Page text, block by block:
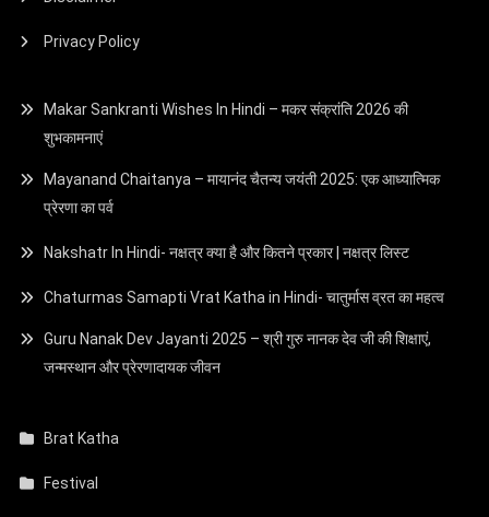
Privacy Policy
Makar Sankranti Wishes In Hindi – मकर संक्रांति 2026 की
शुभकामनाएं
Mayanand Chaitanya – मायानंद चैतन्य जयंती 2025: एक आध्यात्मिक
प्रेरणा का पर्व
Nakshatr In Hindi- नक्षत्र क्या है और कितने प्रकार | नक्षत्र लिस्ट
Chaturmas Samapti Vrat Katha in Hindi- चातुर्मास व्रत का महत्व
Guru Nanak Dev Jayanti 2025 – श्री गुरु नानक देव जी की शिक्षाएं,
जन्मस्थान और प्रेरणादायक जीवन
Brat Katha
Festival